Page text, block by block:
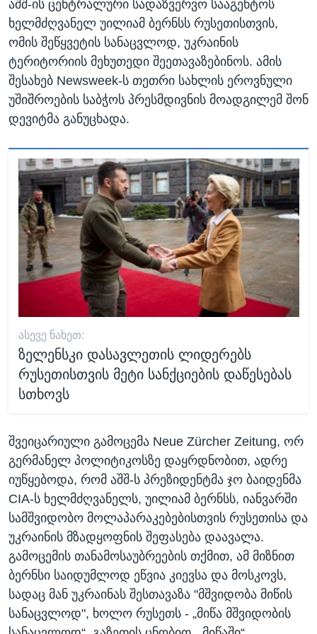
აშშ-ის ცენტრალური სადაზვერვო სააგენტოს
ხელმძღვანელ უილიამ ბერნსს რუსეთისთვის,
ომის შეწყვეტის სანაცვლოდ, უკრაინის
ტერიტორიის მეხუთედი შეეთავაზებინოს. ამის
შესახებ Newsweek-ს თეთრი სახლის ეროვნული
უშიშროების საბჭოს პრესმდივნის მოადგილემ შონ
დევიტმა განუცხადა.
ᲐᲡᲔᲕᲔ ᲜᲐᲮᲔᲗ:
ზელენსკი დასავლეთის ლიდერებს
რუსეთისთვის მეტი სანქციების დაწესებას
სთხოვს
შვეიცარიული გამოცემა Neue Zürcher Zeitung, ორ
გერმანელ პოლიტიკოსზე დაყრდნობით, ადრე
იუწყებოდა, რომ აშშ-ს პრეზიდენტმა ჯო ბაიდენმა
CIA-ს ხელმძღვანელს, უილიამ ბერნსს, იანვარში
სამშვიდობო მოლაპარაკებებისთვის რუსეთისა და
უკრაინის მზადყოფნის შეფასება დაავალა.
გამოცემის თანამოსაუბრეების თქმით, ამ მიზნით
ბერნსი საიდუმლოდ ეწვია კიევსა და მოსკოვს,
სადაც მან უკრაინას შესთავაზა "მშვიდობა მიწის
სანაცვლოდ", ხოლო რუსეთს - „მიწა მშვიდობის